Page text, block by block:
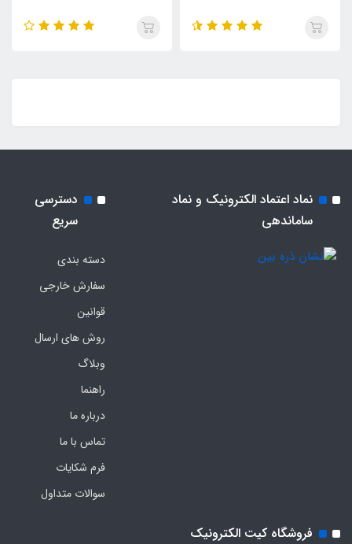
نماد اعتماد الکترونیک و نماد
ساماندهی
دسترسی
سریع
دسته بندی
سفارش خارجی
قوانین
روش های ارسال
وبلاگ
راهنما
درباره ما
تماس با ما
فرم‌ شکایات
سوالات متداول
فروشگاه کیت الکترونیک